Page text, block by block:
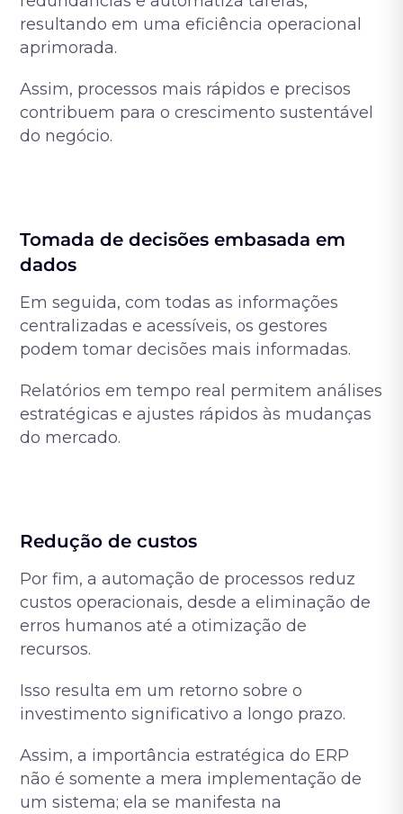
resultando em uma eficiência operacional
aprimorada.
Assim, processos mais rápidos e precisos
contribuem para o crescimento sustentável
do negócio.
Tomada de decisões embasada em
dados
Em seguida, com todas as informações
centralizadas e acessíveis, os gestores
podem tomar decisões mais informadas.
Relatórios em tempo real permitem análises
estratégicas e ajustes rápidos às mudanças
do mercado.
Redução de custos
Por fim, a automação de processos reduz
custos operacionais, desde a eliminação de
erros humanos até a otimização de
recursos.
Isso resulta em um retorno sobre o
investimento significativo a longo prazo.
Assim, a importância estratégica do ERP
não é somente a mera implementação de
um sistema; ela se manifesta na